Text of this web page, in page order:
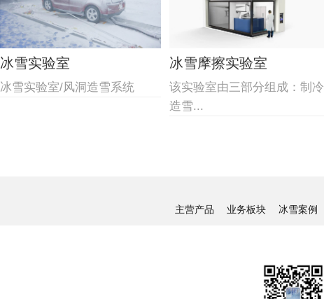
冰雪实验室
冰雪实验室/风洞造雪系统
冰雪摩擦实验室
该实验室由三部分组成：制冷
造雪...
主营产品 业务板块 冰雪案例